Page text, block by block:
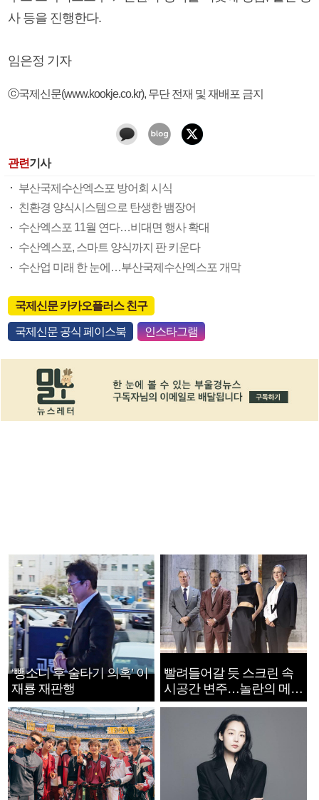
사 등을 진행한다.
임은정 기자
ⓒ국제신문(www.kookje.co.kr), 무단 전재 및 재배포 금지
관련기사
부산국제수산엑스포 방어회 시식
친환경 양식시스템으로 탄생한 뱀장어
수산엑스포 11월 연다…비대면 행사 확대
수산엑스포, 스마트 양식까지 판 키운다
수산업 미래 한 눈에…부산국제수산엑스포 개막
국제신문 카카오플러스 친구
국제신문 공식 페이스북 인스타그램
‘뺑소니 후 술타기 의혹’ 이
재룡 재판행
빨려들어갈 듯 스크린 속
시공간 변주…놀란의 메시
지는 ‘전쟁 속죄’